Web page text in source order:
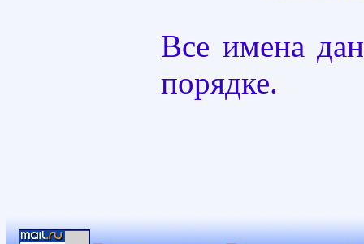
Все имена
порядке.